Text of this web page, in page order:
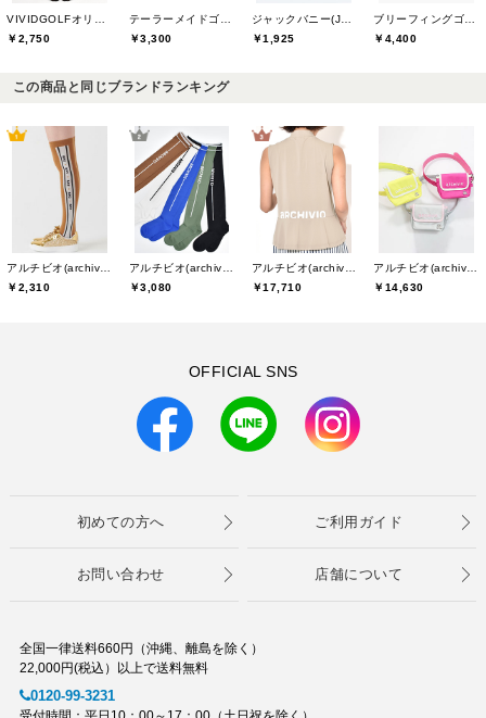
￥2,750
￥3,300
￥1,925
￥4,400
この商品と同じブランドランキング
アルチビオ(archivio)
￥2,310
アルチビオ(archivio)
￥3,080
アルチビオ(archivio)
￥17,710
アルチビオ(archivio)
￥14,630
OFFICIAL SNS
初めての方へ ご利用ガイド
お問い合わせ 店舗について
全国一律送料660円（沖縄、離島を除く）
22,000円(税込）以上で送料無料
0120-99-3231